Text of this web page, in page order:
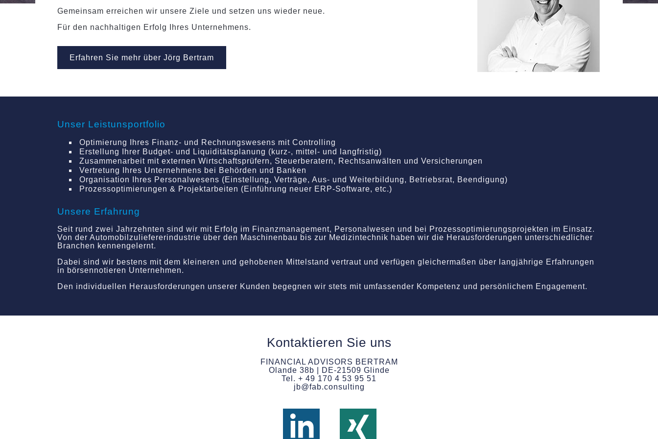
Gemeinsam erreichen wir unsere Ziele und setzen uns wieder neue.
Für den nachhaltigen Erfolg Ihres Unternehmens.
Erfahren Sie mehr über Jörg Bertram
Unser Leistunsportfolio
Optimierung Ihres Finanz- und Rechnungswesens mit Controlling
Erstellung Ihrer Budget- und Liquiditätsplanung (kurz-, mittel- und langfristig)
Zusammenarbeit mit externen Wirtschaftsprüfern, Steuerberatern, Rechtsanwälten und Versicherungen
Vertretung Ihres Unternehmens bei Behörden und Banken
Organisation Ihres Personalwesens (Einstellung, Verträge, Aus- und Weiterbildung, Betriebsrat, Beendigung)
Prozessoptimierungen & Projektarbeiten (Einführung neuer ERP-Software, etc.)
Unsere Erfahrung
Seit rund zwei Jahrzehnten sind wir mit Erfolg im Finanzmanagement, Personalwesen und bei Prozessoptimierungsprojekten im Einsatz.
Von der Automobilzuliefererindustrie über den Maschinenbau bis zur Medizintechnik haben wir die Herausforderungen unterschiedlicher
Branchen kennengelernt.
Dabei sind wir bestens mit dem kleineren und gehobenen Mittelstand vertraut und verfügen gleichermaßen über langjährige Erfahrungen
in börsennotieren Unternehmen.
Den individuellen Herausforderungen unserer Kunden begegnen wir stets mit umfassender Kompetenz und persönlichem Engagement.
Kontaktieren Sie uns
FINANCIAL ADVISORS BERTRAM
Olande 38b | DE-21509 Glinde
Tel. + 49 170 4 53 95 51
jb@fab.consulting